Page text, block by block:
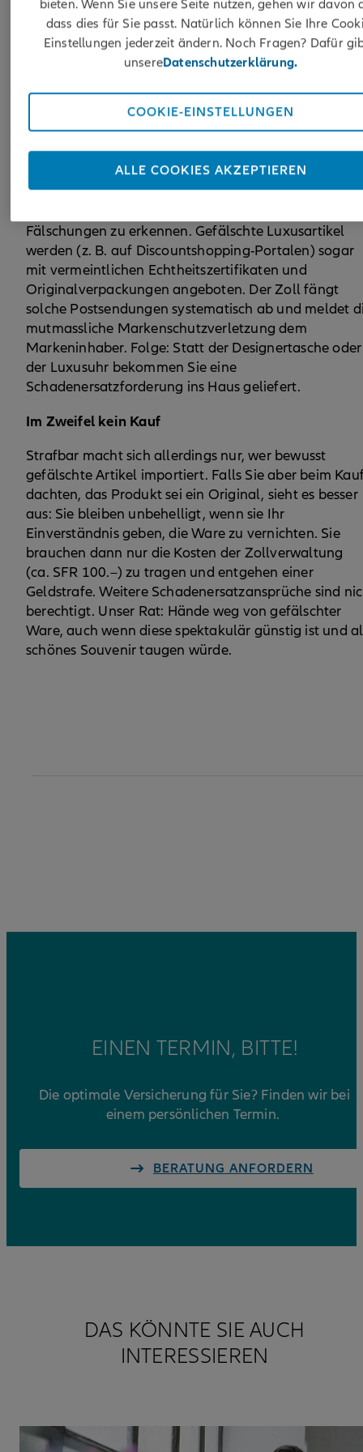
Markenartikel in die Schweiz einführen. Entdeckt der
Zoll gefälschte Ware oder muss er zumindest
annehmen, dass sie gefälscht ist und deshalb
Markenrechte verletzen könnte, wird das Produkt
Fälschungen im Internet
Gefälschte Ware finden Sie übrigens nicht nur auf
Strassenmärkten gewisser Ferienorte. Längst ist auch
das Internet ein Tummelplatz für Fälscher. Im Netz
Fälschungen zu erkennen. Gefälschte Luxusartikel
werden (z. B. auf Discountshopping-Portalen) sogar
mit vermeintlichen Echtheitszertifikaten und
Originalverpackungen angeboten. Der Zoll fängt
solche Postsendungen systematisch ab und meldet
mutmassliche Markenschutzverletzung dem
Markeninhaber. Folge: Statt der Designertasche oder
der Luxusuhr bekommen Sie eine
Schadenersatzforderung ins Haus geliefert.
Im Zweifel kein Kauf
Strafbar macht sich allerdings nur, wer bewusst
gefälschte Artikel importiert. Falls Sie aber beim
dachten, das Produkt sei ein Original, sieht es besser
aus: Sie bleiben unbehelligt, wenn sie Ihr
Einverständnis geben, die Ware zu vernichten. Sie
brauchen dann nur die Kosten der Zollverwaltung
(ca. SFR 100.–) zu tragen und entgehen einer
Geldstrafe. Weitere Schadenersatzansprüche sind
berechtigt. Unser Rat: Hände weg von gefälschter
Ware, auch wenn diese spektakulär günstig ist und
schönes Souvenir taugen würde.
EINEN TERMIN, BITTE!
Die optimale Versicherung für Sie? Finden wir bei
einem persönlichen Termin.
BERATUNG ANFORDERN
DAS KÖNNTE SIE AUCH
INTERESSIEREN
bieten. Wenn Sie unsere Seite nutzen, gehen wir davon
dass dies für Sie passt. Natürlich können Sie Ihre
Einstellungen jederzeit ändern. Noch Fragen? Dafür
unsereDatenschutzerklärung.
COOKIE-EINSTELLUNGEN
ALLE COOKIES AKZEPTIEREN